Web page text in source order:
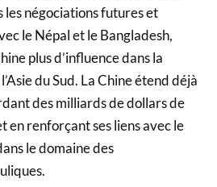
les négociations futures et
le Népal et le Bangladesh,
plus d’influence dans la
du Sud. La Chine étend déjà
des milliards de dollars de
en renforçant ses liens avec le
le domaine des